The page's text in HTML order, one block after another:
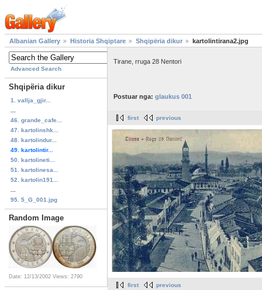
Albanian Gallery Historia Shqiptare Shqipëria dikur kartolintirana2.jpg
Advanced Search
Shqipëria dikur
1. vallja_gjir...
46. grande_cafe...
47. kartolinshk...
48. kartolindur...
49. kartolintir...
50. kartolineti...
51. kartolinesa...
52. kartolin191...
95. 5_G_001.jpg
Random Image
Date: 12/13/2002 Views: 2790
Tirane, rruga 28 Nentori
Postuar nga: glaukus 001
first previous
first previous